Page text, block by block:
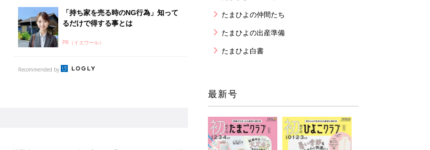
授乳の悩みや初めての離乳食作りに役立つ
子育てとお金
妊娠・出産・育児にかかる費用やもらえる補助
金・助成金を解説
たまひよの仲間たち
たまひよの出産準備
たまひよ白書
最新号